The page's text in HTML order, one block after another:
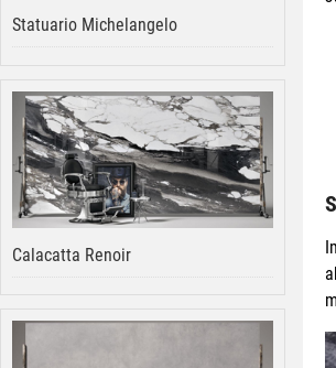
Statuario Michelangelo
Calacatta Renoir